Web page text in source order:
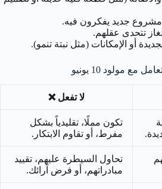
مشروع جديد يفكرون فيه.
تتحدى عقلهم.
أو الإمكانات (مثل نبتة تنمو).
مولود 10 يونيو
لا تفعل ❌
تكون مملًا، تقليدياً بشكل
مفرط، أو تقاوم الابتكار.
تحاول السيطرة عليهم، تقييد
مبادراتهم، أو فرض آرائك.